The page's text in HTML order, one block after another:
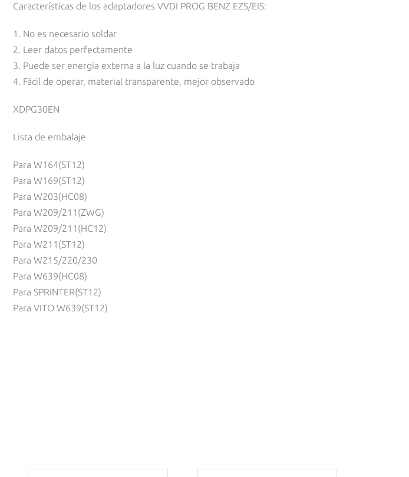
Características de los adaptadores VVDI PROG BENZ EZS/EIS:
1. No es necesario soldar
2. Leer datos perfectamente
3. Puede ser energía externa a la luz cuando se trabaja
4. Fácil de operar, material transparente, mejor observado
XDPG30EN
Lista de embalaje
Para W164(ST12)
Para W169(ST12)
Para W203(HC08)
Para W209/211(ZWG)
Para W209/211(HC12)
Para W211(ST12)
Para W215/220/230
Para W639(HC08)
Para SPRINTER(ST12)
Para VITO W639(ST12)